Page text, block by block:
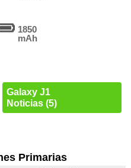
1850
mAh
Galaxy J1
Noticias (5)
Primarias